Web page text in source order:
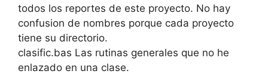
todos los reportes de este proyecto. No hay
confusion de nombres porque cada proyecto
tiene su directorio.
clasific.bas Las rutinas generales que no he
enlazado en una clase.